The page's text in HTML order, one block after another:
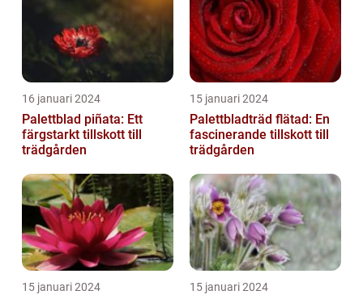
16 januari 2024
Palettblad piñata: Ett
färgstarkt tillskott till
trädgården
15 januari 2024
Palettbladträd flätad: En
fascinerande tillskott till
trädgården
15 januari 2024 15 januari 2024